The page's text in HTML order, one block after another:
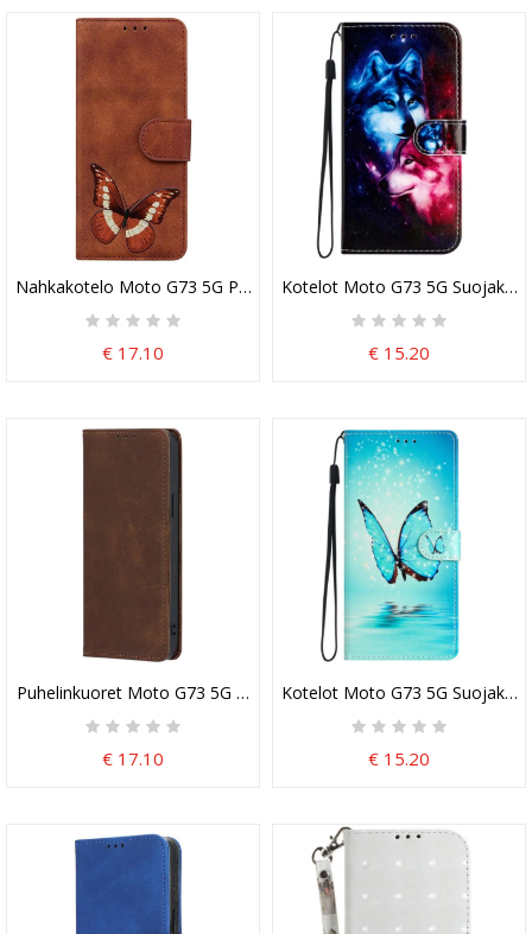
Nahkakotelo Moto G73 5G Perhossuunnittelu
€ 17.10
Kotelot Moto G73 5G
€ 15.20
Puhelinkuoret Moto G73 5G Kotelot Flip Keinonahka
€ 17.10
Kotelot Moto G73 5G
€ 15.20